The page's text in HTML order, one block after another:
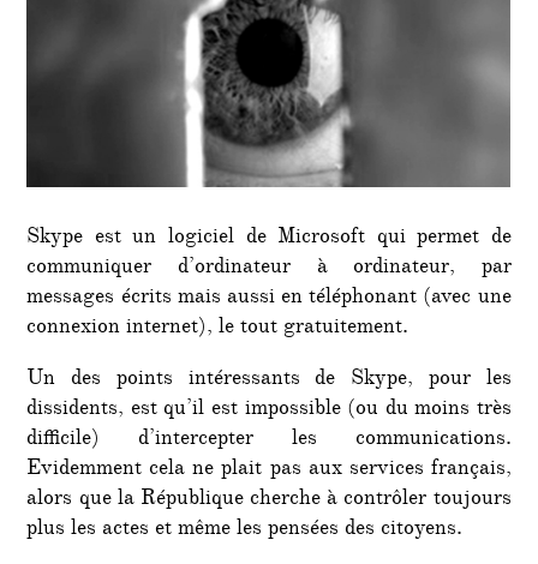
Skype est un logiciel de Microsoft qui permet de
communiquer d’ordinateur à ordinateur, par
messages écrits mais aussi en téléphonant (avec une
connexion internet), le tout gratuitement.
Un des points intéressants de Skype, pour les
dissidents, est qu’il est impossible (ou du moins très
difficile) d’intercepter les communications.
Evidemment cela ne plait pas aux services français,
alors que la République cherche à contrôler toujours
plus les actes et même les pensées des citoyens.